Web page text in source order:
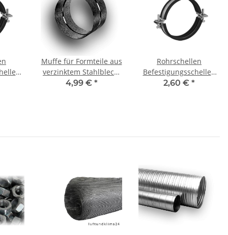
Muffe für Formteile aus
verzinktem Stahlblech,
Ø 160 mm, Lüftung
4,99 € *
Rohrschellen
Befestigungsschellen
mit Gummieinlage DN
2,60 € *